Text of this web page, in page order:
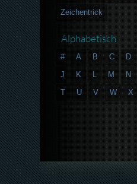
Zeichentrick
Alphabetisch
# A B C D
J
K L M N
T
U V W X